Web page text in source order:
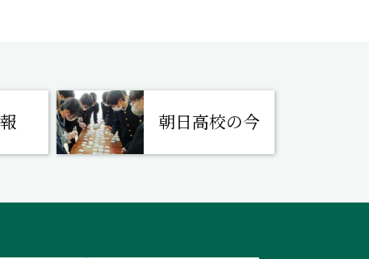
朝日高校の今